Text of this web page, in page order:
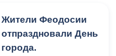
профессиональной
карьеры, я максимально
приложила в организации
Жители Феодосии
отпраздновали День
города.